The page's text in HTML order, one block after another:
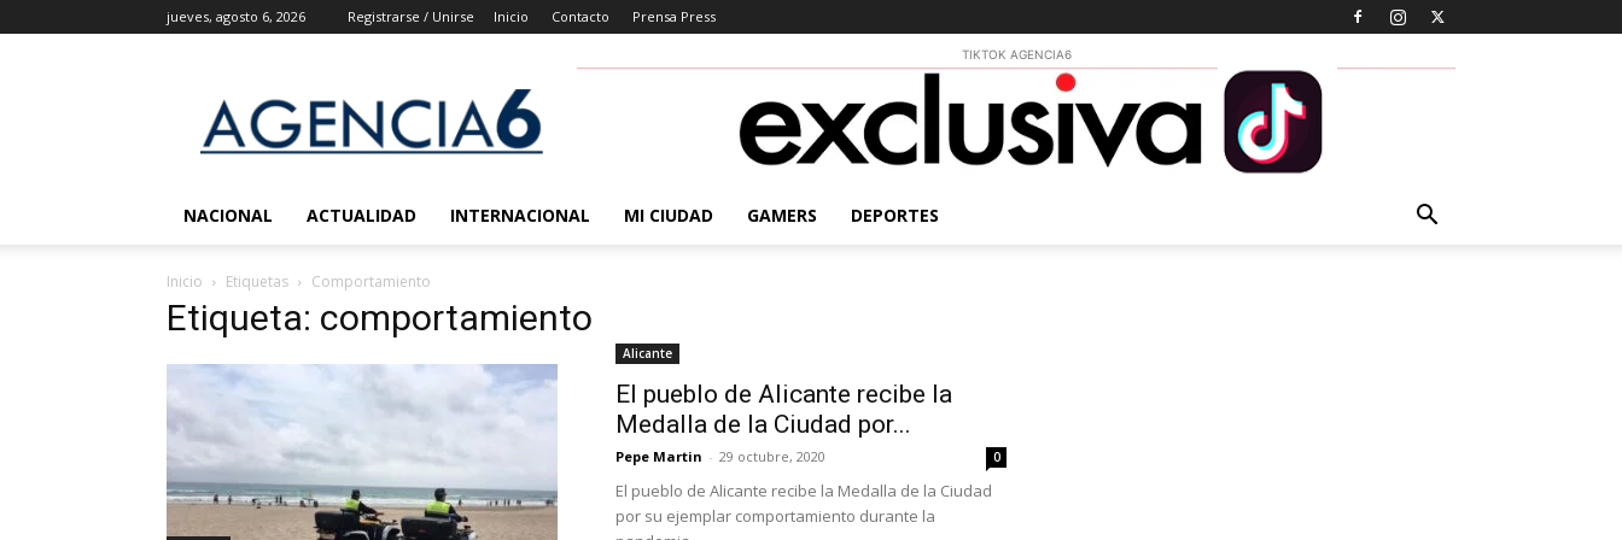
jueves, agosto 6, 2026 Registrarse / Unirse Inicio Contacto Prensa Press
6
Noticias
TIKTOK AGENCIA6
NACIONAL ACTUALIDAD INTERNACIONAL MI CIUDAD GAMERS DEPORTES
Inicio Etiquetas Comportamiento
Etiqueta: comportamiento
Alicante
El pueblo de Alicante recibe la
Medalla de la Ciudad por...
Pepe Martin - 29 octubre, 2020 0
El pueblo de Alicante recibe la Medalla de la Ciudad
por su ejemplar comportamiento durante la